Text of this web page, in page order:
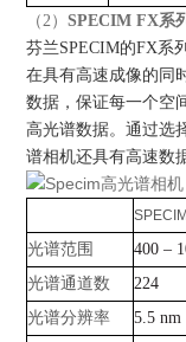
（2）SPECIM FX系
芬兰SPECIM的FX系
在具有高速成像的同
数据，保证每一个空
高光谱数据。通过选
谱相机还具有高速数
光谱范围 400 –
光谱通道数
224
光谱分辨率
5.5 nm